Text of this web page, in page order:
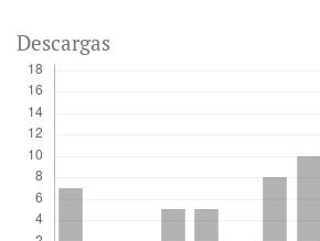
Descargas